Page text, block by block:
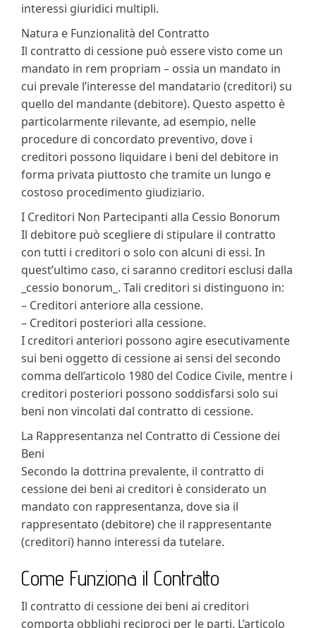
interessi giuridici multipli.
Natura e Funzionalità del Contratto
Il contratto di cessione può essere visto come un
mandato in rem propriam – ossia un mandato in
cui prevale l’interesse del mandatario (creditori) su
quello del mandante (debitore). Questo aspetto è
particolarmente rilevante, ad esempio, nelle
procedure di concordato preventivo, dove i
creditori possono liquidare i beni del debitore in
forma privata piuttosto che tramite un lungo e
costoso procedimento giudiziario.
I Creditori Non Partecipanti alla Cessio Bonorum
Il debitore può scegliere di stipulare il contratto
con tutti i creditori o solo con alcuni di essi. In
quest’ultimo caso, ci saranno creditori esclusi dalla
_cessio bonorum_. Tali creditori si distinguono in:
– Creditori anteriore alla cessione.
– Creditori posteriori alla cessione.
I creditori anteriori possono agire esecutivamente
sui beni oggetto di cessione ai sensi del secondo
comma dell’articolo 1980 del Codice Civile, mentre i
creditori posteriori possono soddisfarsi solo sui
beni non vincolati dal contratto di cessione.
La Rappresentanza nel Contratto di Cessione dei
Beni
Secondo la dottrina prevalente, il contratto di
cessione dei beni ai creditori è considerato un
mandato con rappresentanza, dove sia il
rappresentato (debitore) che il rappresentante
(creditori) hanno interessi da tutelare.
Come Funziona il Contratto
Il contratto di cessione dei beni ai creditori
comporta obblighi reciproci per le parti. L’articolo